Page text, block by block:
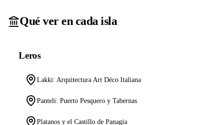
Qué ver en cada isla
Leros
Lakki: Arquitectura Art Déco Italiana
Panteli: Puerto Pesquero y Tabernas
Platanos y el Castillo de Panagia